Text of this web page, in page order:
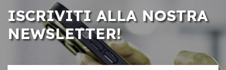
ISCRIVITI ALLA NOSTRA
NEWSLETTER!